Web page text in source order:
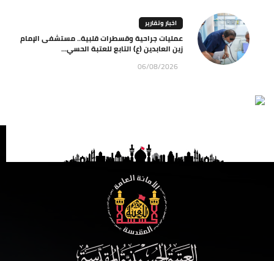
اخبار وتقارير
عمليات جراحية وقسطرات قلبية.. مستشفى الإمام
زين العابدين (ع) التابع للعتبة الحسي...
06/08/2026